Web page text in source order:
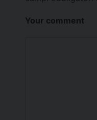
Your comment